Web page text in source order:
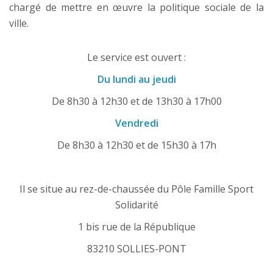
chargé de mettre en œuvre la politique sociale de la
ville.
Le service est ouvert :
Du lundi au jeudi
De 8h30 à 12h30 et de 13h30 à 17h00
Vendredi
De 8h30 à 12h30 et de 15h30 à 17h
Il se situe au rez-de-chaussée du Pôle Famille Sport
Solidarité
1 bis rue de la République
83210 SOLLIES-PONT